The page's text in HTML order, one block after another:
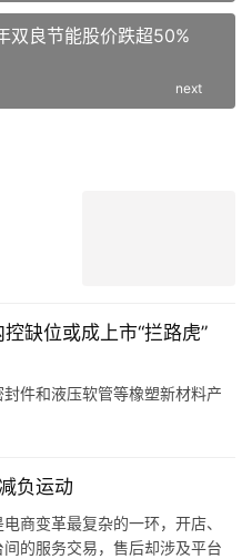
双良节能股价跌超50%
next
缺位或成上市“拦路虎”
件和液压软管等橡塑新材料产
工、高铁等行业客户提供定制
快速替代，下游客户新机装备
维修业务，或是未能适应市场
发展趋势，那么科隆新材就存
负运动
商变革最复杂的一环，开店、
的服务交易，售后却涉及平台